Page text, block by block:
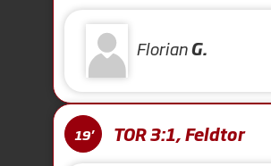
FlorianG.
19' TOR 3:1, Feldtor